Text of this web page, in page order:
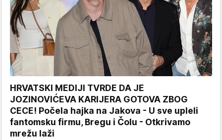
HRVATSKI MEDIJI TVRDE DA JE
JOZINOVIĆEVA KARIJERA GOTOVA ZBOG
CECE! Počela hajka na Jakova - U sve upleli
fantomsku firmu, Bregu i Čolu - Otkrivamo
mrežu laži